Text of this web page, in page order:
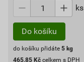
ks
Do košíku
do košíku přidáte 5 kg
465,85 Kč celkem s DPH